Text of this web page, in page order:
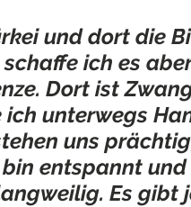
und dort die
ich es
Dort ist
unterwegs
uns
bin entspannt
Es gibt